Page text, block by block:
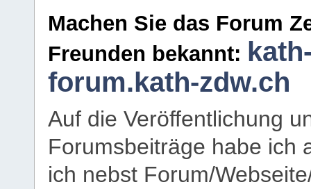
Machen Sie das Forum
Freunden bekannt:
forum.kath-zdw.ch
Auf die Veröffentlichung
Forumsbeiträge habe ich
ich nebst Forum/